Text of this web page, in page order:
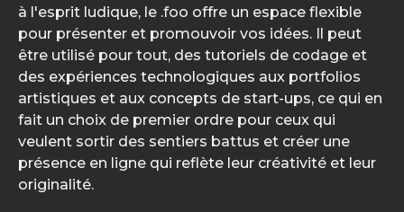
à l'esprit ludique, le .foo offre un espace flexible
pour présenter et promouvoir vos idées. Il peut
être utilisé pour tout, des tutoriels de codage et
des expériences technologiques aux portfolios
artistiques et aux concepts de start-ups, ce qui en
fait un choix de premier ordre pour ceux qui
veulent sortir des sentiers battus et créer une
présence en ligne qui reflète leur créativité et leur
originalité.